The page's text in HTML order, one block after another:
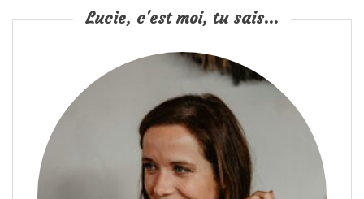
Lucie, c'est moi, tu sais...